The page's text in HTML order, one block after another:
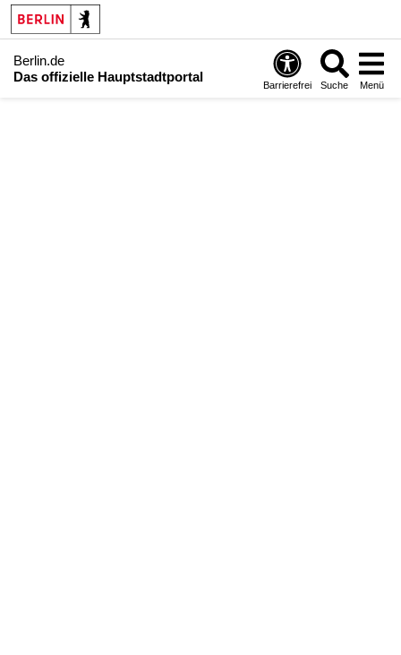
Berlin.de
Das offizielle Hauptstadtportal
Barrierefrei Suche Menü